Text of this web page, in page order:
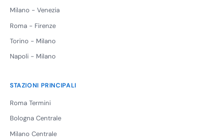
Milano - Venezia
Roma - Firenze
Torino - Milano
Napoli - Milano
STAZIONI PRINCIPALI
Roma Termini
Bologna Centrale
Milano Centrale